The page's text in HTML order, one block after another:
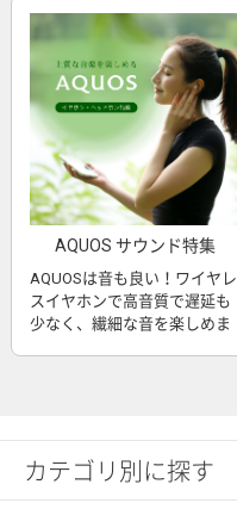
AQUOS サウンド特集
AQUOSは音も良い！ワイヤレ
スイヤホンで高音質で遅延も
少なく、繊細な音を楽しめま
カテゴリ別に探す